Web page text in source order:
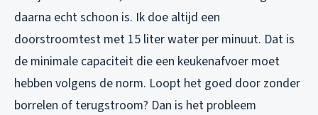
daarna echt schoon is. Ik doe altijd een
doorstroomtest met 15 liter water per minuut. Dat is
de minimale capaciteit die een keukenafvoer moet
hebben volgens de norm. Loopt het goed door zonder
borrelen of terugstroom? Dan is het probleem